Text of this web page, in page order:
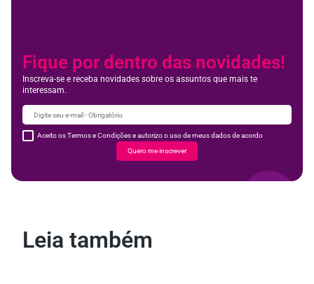
Fique por dentro das novidades!
Inscreva-se e receba novidades sobre os assuntos que mais te
interessam.
Aceito os Termos e Condições e autorizo o uso de meus dados de acordo
Quero me inscrever
Leia também